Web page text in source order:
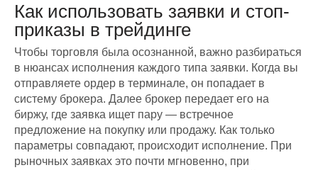
Как использовать заявки и стоп-
приказы в трейдинге
Чтобы торговля была осознанной, важно разбираться
в нюансах исполнения каждого типа заявки. Когда вы
отправляете ордер в терминале, он попадает в
систему брокера. Далее брокер передает его на
биржу, где заявка ищет пару — встречное
предложение на покупку или продажу. Как только
параметры совпадают, происходит исполнение. При
рыночных заявках это почти мгновенно, при